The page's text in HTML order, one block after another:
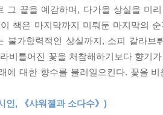
것이다.
수 없는 것은 그것이 언제 끝날지 알
우리는 목표를 가져야 한다. 아주 작
막 순간들은 우리를 존재의 또 다른 계
키고 다시 살아가게 하는 순간들
시도 떨어져 있지 않고 늘 붙어 지냈
드는 여행지에서 ‘여기에 다시 올 일
갑자기 울컥해져서 당황해본 적 있는
그 끝을 예감하며, 다가올 상실을 미
책은 마지막까지 미뤄둔 마지막의
불가항력적인 상실까지, 소피 갈라
비틀어진 꽃을 처참해하기보다 향기
에 대한 향수를 불러일으킨다. 꽃을
인, 《샤워젤과 소다수》)